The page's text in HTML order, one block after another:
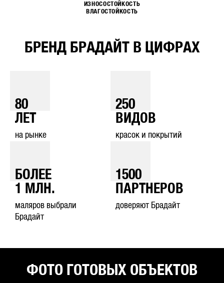
ИЗНОСОСТОЙКОСТЬ
ВЛАГОСТОЙКОСТЬ
БРЕНД БРАДАЙТ В ЦИФРАХ
80
ЛЕТ
на рынке
250
ВИДОВ
красок и покрытий
БОЛЕЕ
1
МЛН.
маляров выбрали
Брадайт
1500
ПАРТНЕРОВ
доверяют Брадайт
ФОТО ГОТОВЫХ ОБЪЕКТОВ